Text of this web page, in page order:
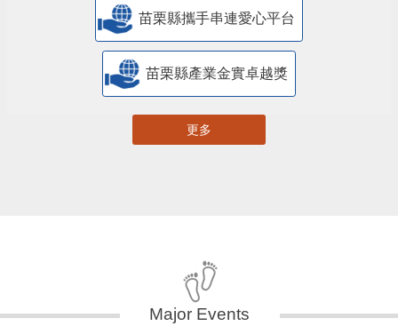
苗栗縣攜手串連愛心平台
苗栗縣產業金實卓越獎
更多